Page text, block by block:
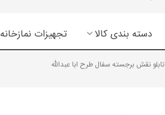
دسته بندی کالا تجهیزات نمازخانه
تابلو نقش برجسته سفال طرح ابا عبدالله